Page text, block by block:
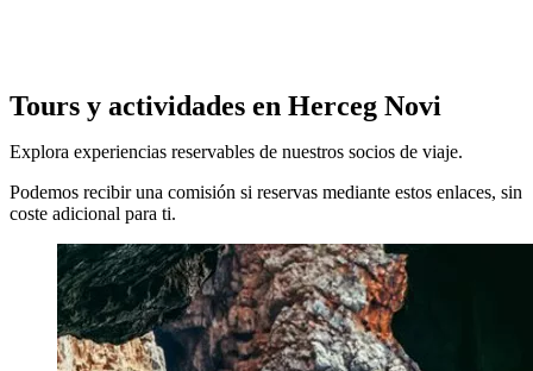
Tours y actividades en Herceg Novi
Explora experiencias reservables de nuestros socios de viaje.
Podemos recibir una comisión si reservas mediante estos enlaces, sin
coste adicional para ti.